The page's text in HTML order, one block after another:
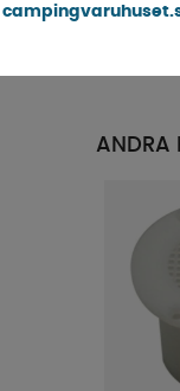
Finns i
ANDRA